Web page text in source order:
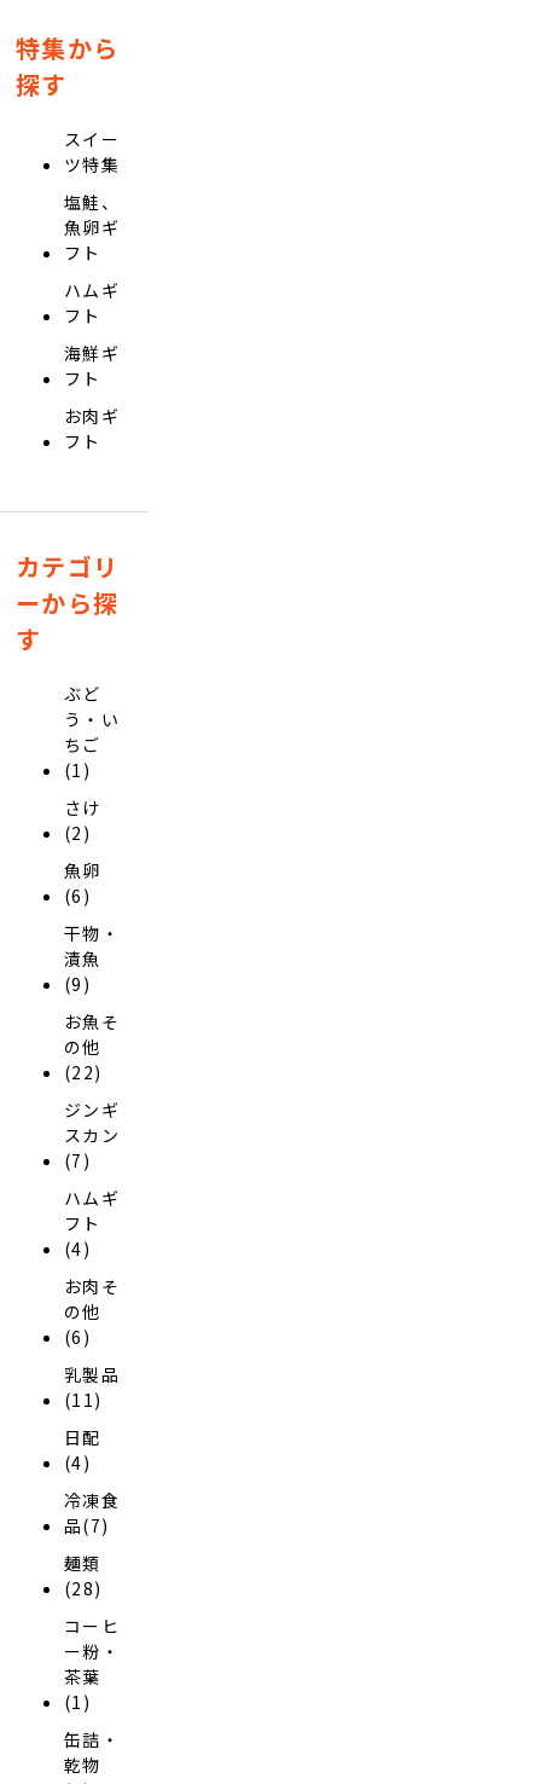
特集から
探す
スイー
ツ特集
塩鮭、
魚卵ギ
フト
ハムギ
フト
海鮮ギ
フト
お肉ギ
フト
カテゴリ
ーから探
す
ぶど
う・い
ちご
(1)
さけ
(2)
魚卵
(6)
干物・
漬魚
(9)
お魚そ
の他
(22)
ジンギ
スカン
(7)
ハムギ
フト
(4)
お肉そ
の他
(6)
乳製品
(11)
日配
(4)
冷凍食
品(7)
麺類
(28)
コーヒ
ー粉・
茶葉
(1)
缶詰・
乾物